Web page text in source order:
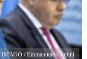
IMAGO / Emmanuele Contini